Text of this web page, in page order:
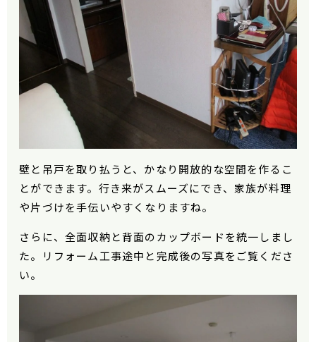
壁と吊戸を取り払うと、かなり開放的な空間を作るこ
とができます。行き来がスムーズにでき、家族が料理
や片づけを手伝いやすくなりますね。
さらに、全面収納と背面のカップボードを統一しまし
た。リフォーム工事途中と完成後の写真をご覧くださ
い。